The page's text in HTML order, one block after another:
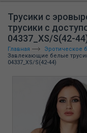
Трусики с
трусики с
04337_XS/S(42-
Главная Эротическое
Завлекающие белые
04337_XS/S(42-44)